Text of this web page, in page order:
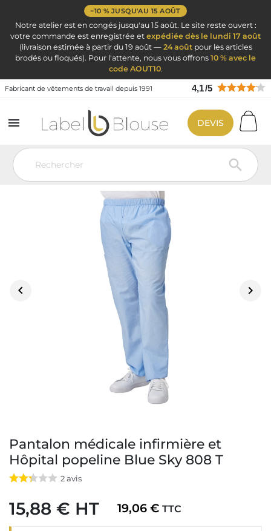
−10 % JUSQU'AU 15 AOÛT
Notre atelier est en congés jusqu'au 15 août. Le site reste ouvert :
votre commande est enregistrée et expédiée dès le lundi 17 août
(livraison estimée à partir du 19 août — 24 aoûtpour les articles
brodés ou floqués). Pour l'attente, nous vous offrons 10 % avec le
code AOUT10.
Fabricant de vêtements de travail depuis 1991 4,1/5


DEVIS
Vêtement de travail Blouse médicale
Pantalon médical femme -
 
Pantalon médicale infirmière et
Hôpital popeline Blue Sky 808 T
2avis
15,88 € HT 19,06 € TTC